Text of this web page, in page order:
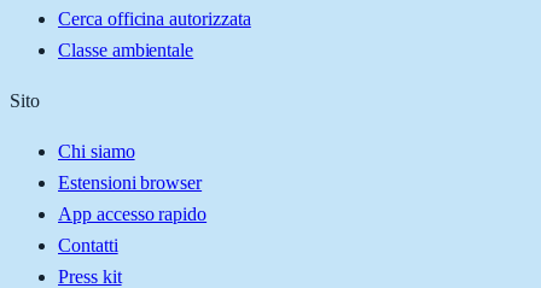
Cerca officina autorizzata
Classe ambientale
Sito
Chi siamo
Estensioni browser
App accesso rapido
Contatti
Press kit